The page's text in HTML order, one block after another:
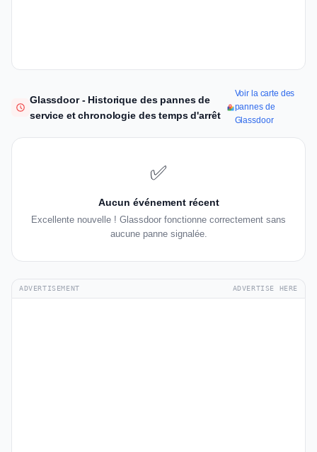
Glassdoor - Historique des pannes de
service et chronologie des temps d'arrêt
Voir la carte des
pannes de
Glassdoor
✅
Aucun événement récent
Excellente nouvelle ! Glassdoor fonctionne correctement sans
aucune panne signalée.
ADVERTISEMENT ADVERTISE HERE